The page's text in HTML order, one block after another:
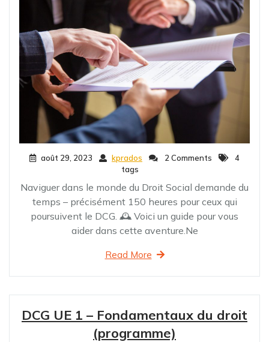
août 29, 2023 kprados 2 Comments
4
tags
Naviguer dans le monde du Droit Social demande du
temps – précisément 150 heures pour ceux qui
poursuivent le DCG. 🕰️ Voici un guide pour vous
aider dans cette aventure.Ne
Read More
DCG UE 1 – Fondamentaux du droit
(programme)